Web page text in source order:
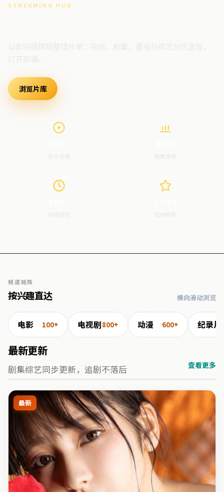
STREAMING HUB
浏览片库
频道矩阵
按兴趣直达 横向滑动浏览
电影 100+ 电视剧800+ 动漫 600+ 纪录片
最新更新
剧集综艺同步更新，追剧不落后 查看更多
最新